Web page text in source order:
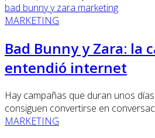
bad bunny y zara marketing
MARKETING
Bad Bunny y Zara: la
entendió internet
Hay campañas que duran unos
consiguen convertirse en
MARKETING